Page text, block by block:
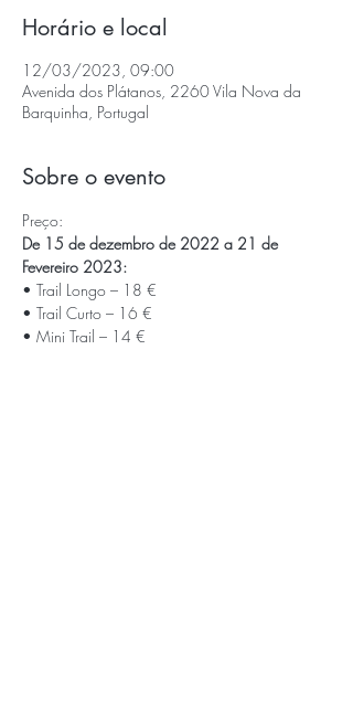
Horário e local
12/03/2023, 09:00
Avenida dos Plátanos, 2260 Vila Nova da
Barquinha, Portugal
Sobre o evento
Preço:
De 15 de dezembro de 2022 a 21 de
Fevereiro 2023:
• Trail Longo – 18 €
• Trail Curto – 16 €
• Mini Trail – 14 €